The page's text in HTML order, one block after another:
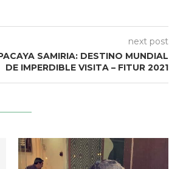
next post
SAMIRIA: DESTINO MUNDIAL
DE IMPERDIBLE VISITA – FITUR 2021